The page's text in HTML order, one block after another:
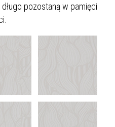
pozostaną w pamięci